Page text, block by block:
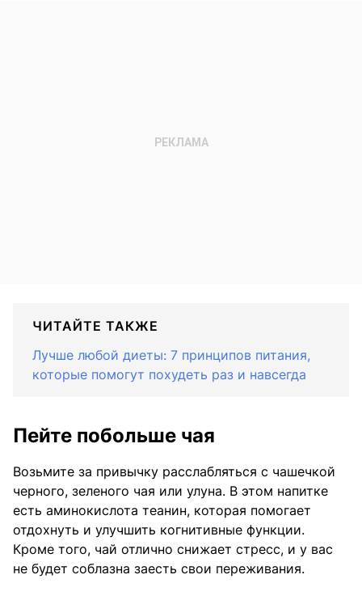
ЧИТАЙТЕ ТАКЖЕ
Лучше любой диеты: 7 принципов питания,
которые помогут похудеть раз и навсегда
Пейте побольше чая
Возьмите за привычку расслабляться с чашечкой
черного, зеленого чая или улуна. В этом напитке
есть аминокислота теанин, которая помогает
отдохнуть и улучшить когнитивные функции.
Кроме того, чай отлично снижает стресс, и у вас
не будет соблазна заесть свои переживания.